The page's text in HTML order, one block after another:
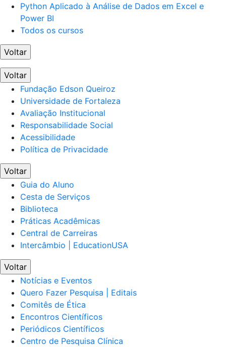
Python Aplicado à Análise de Dados em Excel e
Power BI
Todos os cursos
Voltar
Voltar
Fundação Edson Queiroz
Universidade de Fortaleza
Avaliação Institucional
Responsabilidade Social
Acessibilidade
Política de Privacidade
Voltar
Guia do Aluno
Cesta de Serviços
Biblioteca
Práticas Acadêmicas
Central de Carreiras
Intercâmbio | EducationUSA
Voltar
Notícias e Eventos
Quero Fazer Pesquisa | Editais
Comitês de Ética
Encontros Científicos
Periódicos Científicos
Centro de Pesquisa Clínica